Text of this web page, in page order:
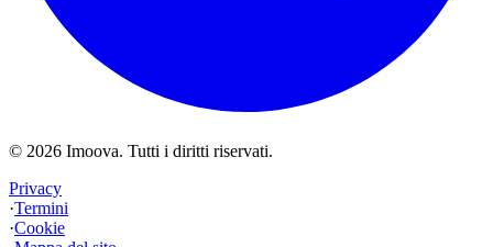
© 2026 Imoova. Tutti i diritti riservati.
Privacy
·Termini
·Cookie